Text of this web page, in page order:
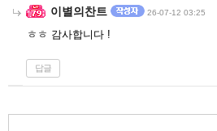
이별의찬트 26-07-12 03:25
ㅎㅎ 감사합니다 !
답글